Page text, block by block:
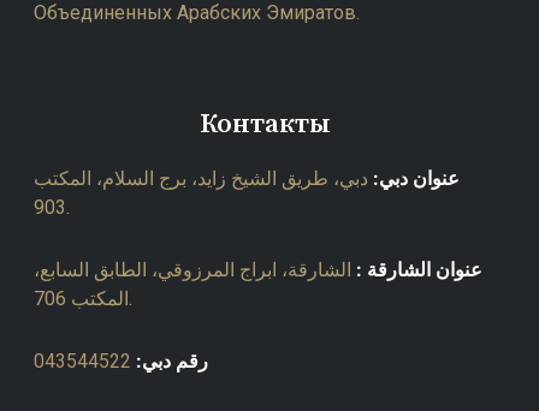
Объединенных Арабских Эмиратов.
Контакты
عنوان دبي: دبي، طريق الشيخ زايد، برج السلام، المكتب
903.
عنوان الشارقة : الشارقة، ابراج المرزوقي، الطابق السابع،
المكتب 706.
رقم دبي: 043544522